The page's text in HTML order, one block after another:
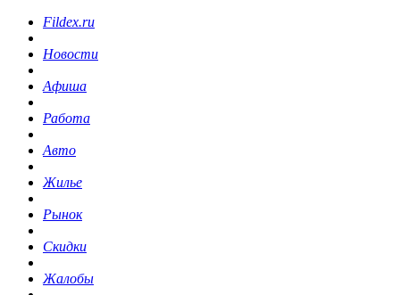
Fildex.ru
Новости
Афиша
Работа
Авто
Жилье
Рынок
Скидки
Жалобы